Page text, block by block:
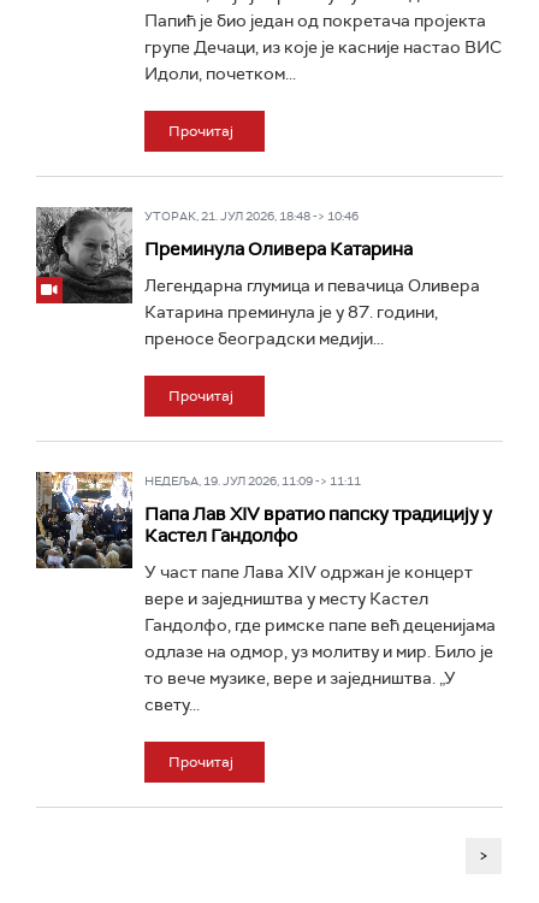
Папић је био један од покретача пројекта
групе Дечаци, из које је касније настао ВИС
Идоли, почетком...
Прочитај
УТОРАК, 21. ЈУЛ 2026, 18:48 -> 10:46
Преминула Оливера Катарина
Легендарна глумица и певачица Оливера
Катарина преминула је у 87. години,
преносе београдски медији...
Прочитај
НЕДЕЉА, 19. ЈУЛ 2026, 11:09 -> 11:11
Папа Лав XIV вратио папску традицију у
Кастел Гандолфо
У част папе Лава XIV одржан је концерт
вере и заједништва у месту Кастел
Гандолфо, где римске папе већ деценијама
одлазе на одмор, уз молитву и мир. Било је
то вече музике, вере и заједништва. „У
свету...
Прочитај
>